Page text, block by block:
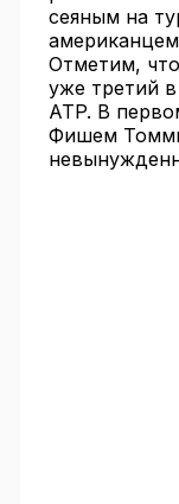
сеяным на
Отметим,
уже третий
ATP. В
Фишем